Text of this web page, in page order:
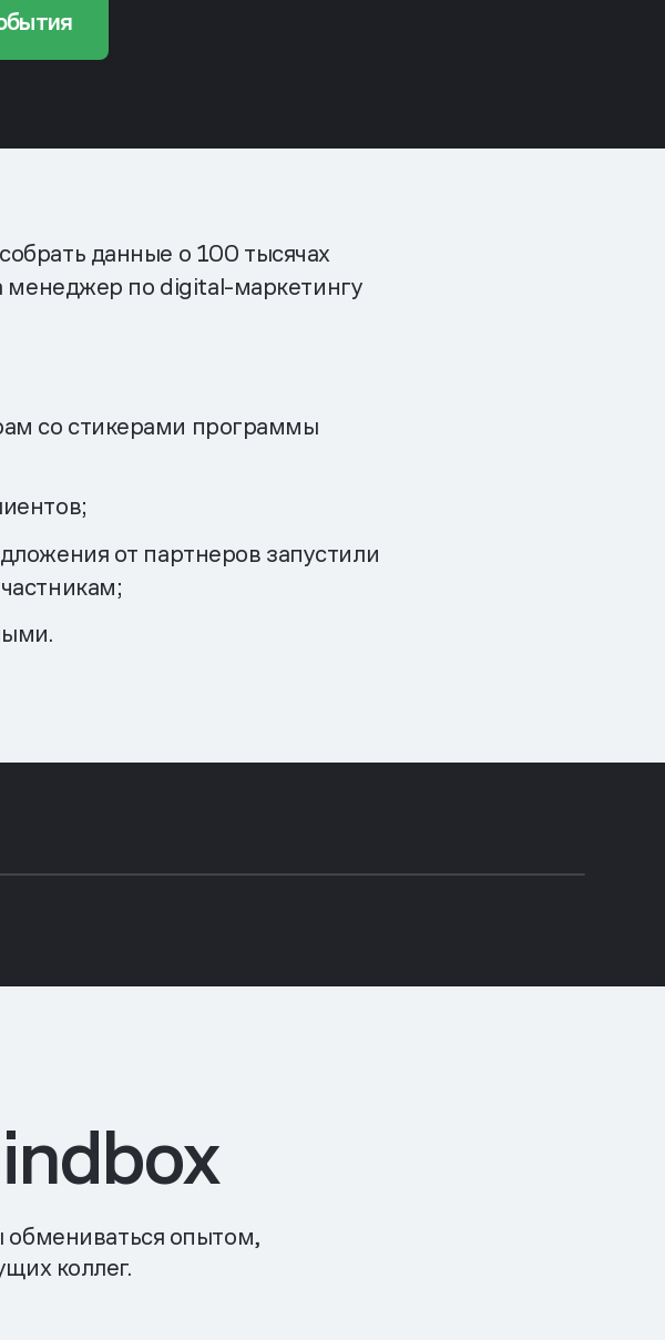
данные о 100 тысячах
менеджер по digital-маркетингу
со стикерами программы
от партнеров запустили
обмениваться опытом,
коллег.